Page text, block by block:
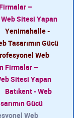
–
Web Sitesi Yapan
Yenimahalle -
Tasarımın Gücü
Web
Firmalar –
Sitesi Yapan
Batıkent - Web
Gücü
Web